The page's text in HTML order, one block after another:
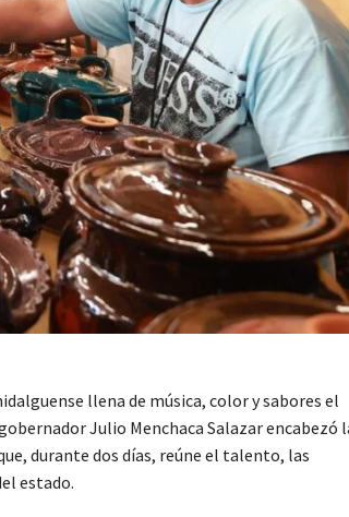
llena de música, color y sabores el
Julio Menchaca Salazar encabezó
durante dos días, reúne el talento, las
estado.